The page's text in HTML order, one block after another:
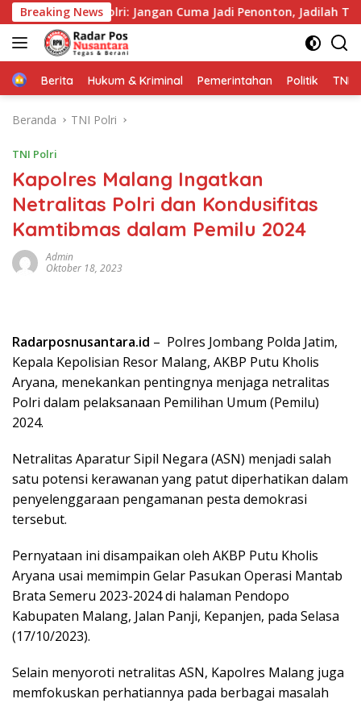
Langsung
ke
konten
Breaking News
Jangan Cuma Jadi Penonton, Jadilah Talenta Digital*
HomeBerita Hukum & Kriminal Pemerintahan Politik TNI
Beranda TNI Polri
TNI Polri
Kapolres Malang Ingatkan
Netralitas Polri dan Kondusifitas
Kamtibmas dalam Pemilu 2024
Admin
Oktober 18, 2023
Radarposnusantara.id – Polres Jombang Polda Jatim,
Kepala Kepolisian Resor Malang, AKBP Putu Kholis
Aryana, menekankan pentingnya menjaga netralitas
Polri dalam pelaksanaan Pemilihan Umum (Pemilu)
2024.
Netralitas Aparatur Sipil Negara (ASN) menjadi salah
satu potensi kerawanan yang patut diperhatikan dalam
penyelenggaraan pengamanan pesta demokrasi
tersebut.
Pernyataan ini disampaikan oleh AKBP Putu Kholis
Aryana usai memimpin Gelar Pasukan Operasi Mantab
Brata Semeru 2023-2024 di halaman Pendopo
Kabupaten Malang, Jalan Panji, Kepanjen, pada Selasa
(17/10/2023).
Selain menyoroti netralitas ASN, Kapolres Malang juga
memfokuskan perhatiannya pada berbagai masalah